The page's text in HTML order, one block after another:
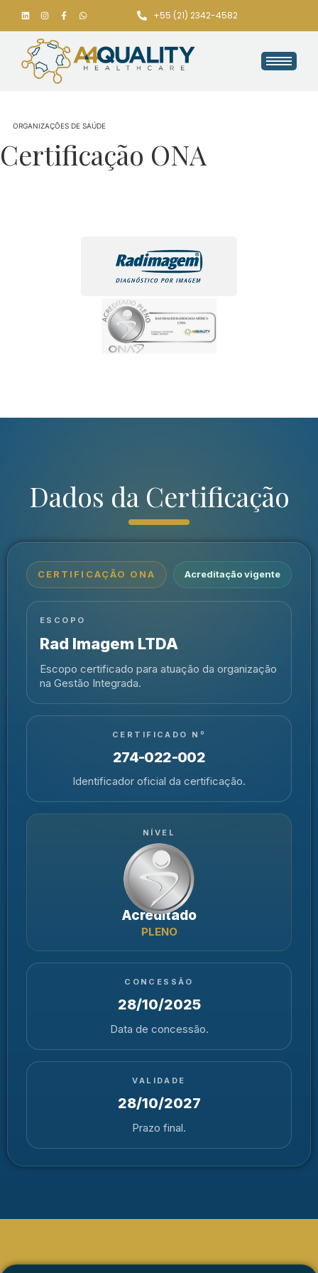
+55 (21) 2342-4582
ORGANIZAÇÕES DE SAÚDE
Certificação ONA
Dados da Certificação
CERTIFICAÇÃO ONA Acreditação vigente
ESCOPO
Rad Imagem LTDA
Escopo certificado para atuação da organização
na Gestão Integrada.
CERTIFICADO Nº
274-022-002
Identificador oficial da certificação.
NÍVEL
Acreditado
PLENO
CONCESSÃO
28/10/2025
Data de concessão.
VALIDADE
28/10/2027
Prazo final.